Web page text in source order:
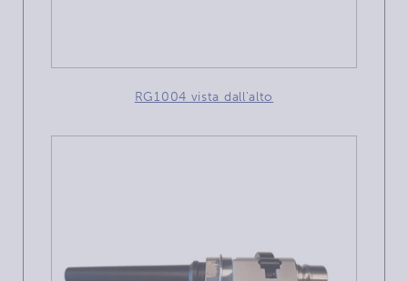
RG1004 vista dall'alto